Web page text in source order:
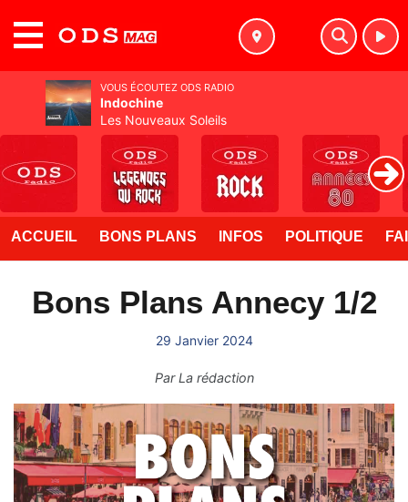
ACCUEIL BONS PLANS INFOS POLITIQUE
Bons Plans Annecy 1/2
29 Janvier 2024
ParLa rédaction
VOUS ÉCOUTEZ ODS RADIO
Indochine
Les Nouveaux Soleils